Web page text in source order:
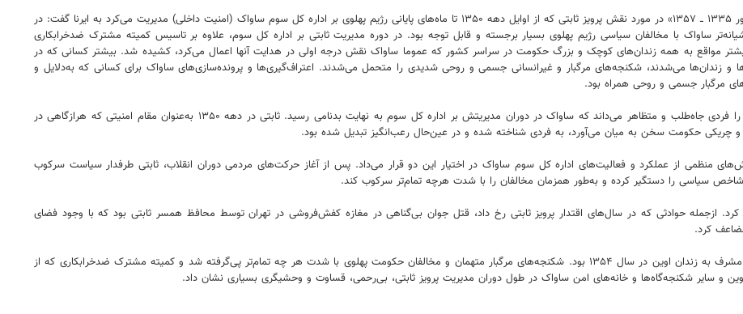
دکتر مظفر شاهدی، نویسنده کتاب «ساواک: سازمان اطلاعات و امنیت کشور ۱۳۳۵ ــ ۱۳۵۷» در مورد نقش پرویز ثابتی که از اوایل دهه ۱۳۵۰ تا ماه‌های پایانی رژیم پهلوی بر اداره کل سوم ساواک (امنیت داخلی) مدیریت می‌کرد به ایرنا گفت: در
ساواک با مخالفان سیاسی رژیم پهلوی بسیار برجسته و قابل توجه بود. در دوره مدیریت ثابتی بر اداره کل سوم، علاوه بر تاسیس کمیته مشترک ضدخرابکاری
مواقع به‌ همه زندان‌های کوچک و بزرگ حکومت در سراسر کشور که عموما ساواک نقش درجه اولی در هدایت آنها اعمال می‌کرد، کشیده شد. بیشتر کسانی که در
و زندان‌ها می‌شدند، شکنجه‌های مرگبار و غیرانسانی جسمی و روحی شدیدی را متحمل می‌شدند. اعتراف‌گیری‌ها و پرونده‌سازی‌های ساواک برای کسانی‌ که به‌دلایل و
مرگبار جسمی و روحی همراه بود.
ارتشبد حسین فردوست (رئیس دفتر ویژه اطلاعات حکومت پهلوی)، ثابتی را فردی جاه‌طلب و متظاهر می‌داند که ساواک در دوران مدیریتش بر اداره کل سوم به نهایت بدنامی رسید. ثابتی در دهه ۱۳۵۰ به‌عنوان مقام امنیتی که هرازگاهی در
و چریکی حکومت سخن به میان می‌آورد، به فردی شناخته شده و در عین‌حال رعب‌انگیز تبدیل شده بود.
منظمی از عملکرد و فعالیت‌های اداره کل سوم ساواک در اختیار این دو قرار می‌داد. پس از آغاز حرکت‌های مردمی دوران انقلاب، ثابتی طرفدار سیاست سرکوب
ازجمله حوادثی که در سال‌های اقتدار پرویز ثابتی رخ داد، قتل جوان بی‌گناهی در مغازه‌ کفش‌فروشی در تهران توسط محافظ همسر ثابتی بود که با وجود فضای
کرد.
از دیگر اقدامات ساواک با هدایت پرویز ثابتی، قتل گروه جزنی در تپه‌های مشرف به زندان اوین در سال ۱۳۵۴ بود. شکنجه‌های مرگبار متهمان و مخالفان حکومت پهلوی با شدت هر چه تمام‌تر پی‌گرفته شد و کمیته مشترک ضدخرابکاری که از
و سایر شکنجه‌گاه‌ها و خانه‌های امن ساواک در طول دوران مدیریت پرویز ثابتی، بی‌رحمی، قساوت و وحشیگری بسیاری نشان داد.